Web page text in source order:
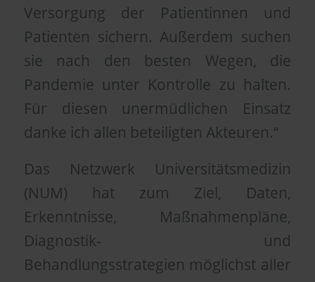
Versorgung der Patientinnen und
Patienten sichern. Außerdem suchen
sie nach den besten Wegen, die
Pandemie unter Kontrolle zu halten.
Für diesen unermüdlichen Einsatz
danke ich allen beteiligten Akteuren.“
Das Netzwerk Universitätsmedizin
(NUM) hat zum Ziel, Daten,
Erkenntnisse, Maßnahmenpläne,
Diagnostik- und
Behandlungsstrategien möglichst aller